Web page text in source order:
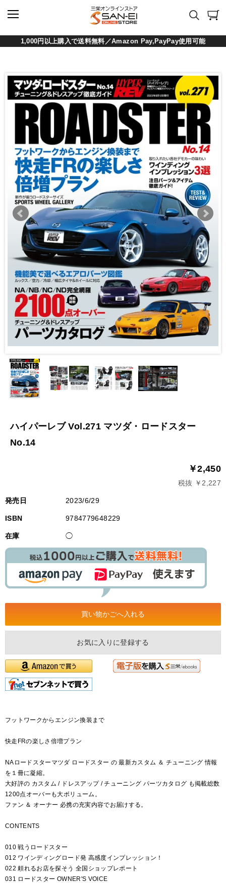
1,000円以上購入で送料無料／Amazon Pay,PayPay使用可能
ハイパーレブ Vol.271 マツダ・ロードスター
No.14
￥2,450
税抜 ￥2,227
発売日 2023/6/29
ISBN 9784779648229
在庫 ◯
お気に入りに登録する
フットワークからエンジン換装まで
快走FRの楽しさ倍増プラン
NAロードスターマツダ ロードスター の 最新カスタム ＆ チューニング 情報
を１冊に凝縮。
大好評の カスタム / ドレスアップ / チューニング パーツカタログ も掲載総数
1200点オーバーも大ボリューム。
ファン ＆ オーナー 必携の充実内容でお届けする。
CONTENTS
010 戦うロードスター
012 ワインディングロード発 高感度インプレッション！
022 頼れるお店を探そう 全国ショップレポート
031 ロードスター OWNER'S VOICE